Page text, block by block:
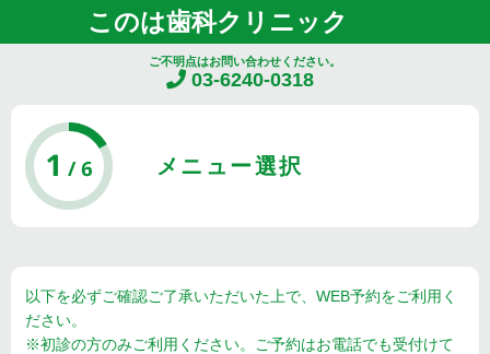
このは歯科クリニック
ご不明点はお問い合わせください。
03-6240-0318
以下を必ずご確認ご了承いただいた上で、WEB予約をご利用く
ださい。
※初診の方のみご利用ください。ご予約はお電話でも受付けて
メニュー選択